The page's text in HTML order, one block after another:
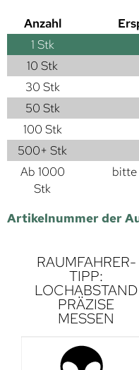
Anzahl
1 Stk
10 Stk
30 Stk
50 Stk
100 Stk
500+ Stk
Ab 1000
Stk
bitte
Artikelnummer der
RAUMFAHRER-
TIPP:
LOCHABSTAND
PRÄZISE
MESSEN